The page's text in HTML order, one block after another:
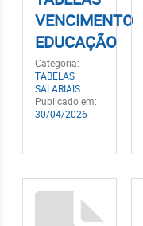
VENCIMENTO
EDUCAÇÃO
Categoria:
TABELAS
SALARIAIS
Publicado em:
30/04/2026